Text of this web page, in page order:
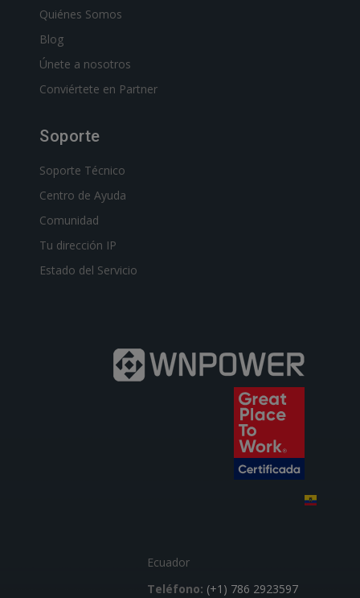
Quiénes Somos
Blog
Únete a nosotros
Conviértete en Partner
Soporte
Soporte Técnico
Centro de Ayuda
Comunidad
Tu dirección IP
Estado del Servicio
Ecuador
Teléfono: (+1) 786 2923597